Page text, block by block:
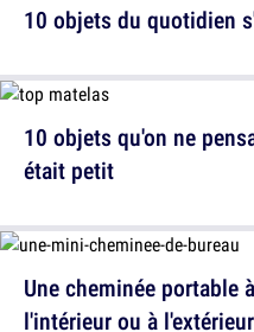
10 objets du quotidien
Une cheminée portable
l'intérieur ou à l'extérieur
10 objets qu'on ne
était petit